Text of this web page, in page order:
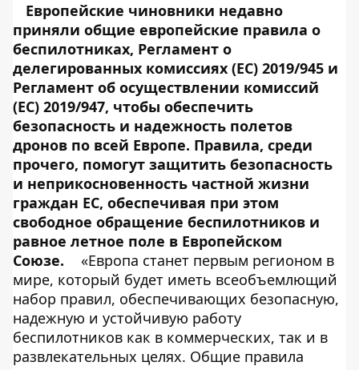
Европейские чиновники недавно
приняли общие европейские правила о
беспилотниках, Регламент о
делегированных комиссиях (ЕС) 2019/945 и
Регламент об осуществлении комиссий
(ЕС) 2019/947, чтобы обеспечить
безопасность и надежность полетов
дронов по всей Европе. Правила, среди
прочего, помогут защитить безопасность
и неприкосновенность частной жизни
граждан ЕС, обеспечивая при этом
свободное обращение беспилотников и
равное летное поле в Европейском
Союзе.
«Европа станет первым регионом в
мире, который будет иметь всеобъемлющий
набор правил, обеспечивающих безопасную,
надежную и устойчивую работу
беспилотников как в коммерческих, так и в
развлекательных целях. Общие правила